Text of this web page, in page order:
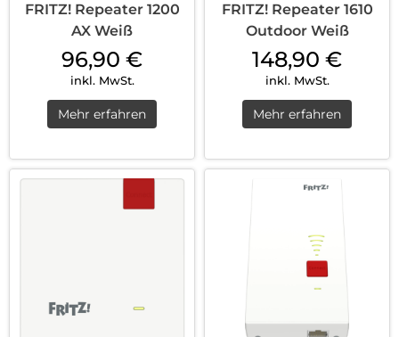
FRITZ! Repeater 1200
AX Weiß
96,90 €
inkl. MwSt.
Mehr erfahren
FRITZ! Repeater 1610
Outdoor Weiß
148,90 €
inkl. MwSt.
Mehr erfahren